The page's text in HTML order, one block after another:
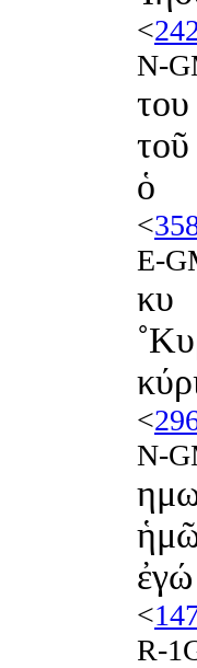
<
N-
του
τοῦ
ὁ
<
E-
κυ
<
N-
ἐγώ
<
R-